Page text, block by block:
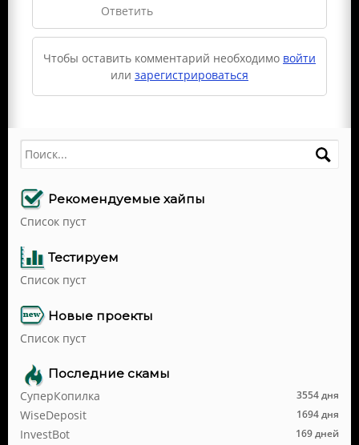
Ответить
Чтобы оставить комментарий необходимо войти
или зарегистрироваться
Поиск
Рекомендуемые хайпы
Список пуст
Тестируем
Список пуст
Новые проекты
Список пуст
Последние скамы
3554 дня
СуперКопилка
1694 дня
WiseDeposit
169 дней
InvestBot